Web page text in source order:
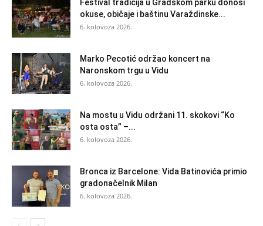
Festival tradicija u Gradskom parku donosi
okuse, običaje i baštinu Varaždinske...
6. kolovoza 2026.
Marko Pecotić održao koncert na
Naronskom trgu u Vidu
6. kolovoza 2026.
Na mostu u Vidu održani 11. skokovi “Ko
osta osta” –...
6. kolovoza 2026.
Bronca iz Barcelone: Vida Batinovića primio
gradonačelnik Milan
6. kolovoza 2026.